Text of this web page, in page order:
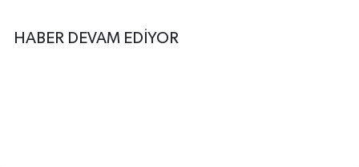
HABER DEVAM EDİYOR